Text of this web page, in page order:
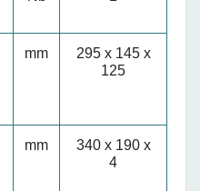
mm
295 x 145 x
125
mm
340 x 190 x
4